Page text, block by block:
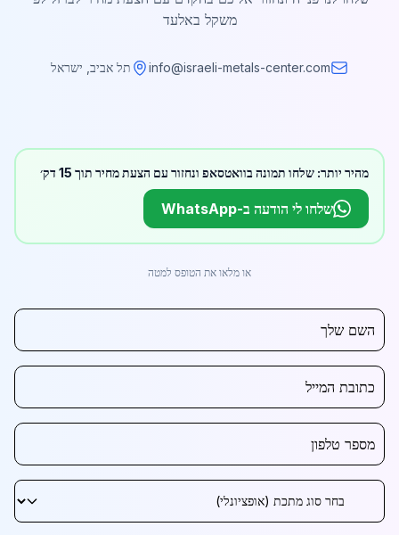
משקל באלעד
info@israeli-metals-center.com תל אביב, ישראל
מהיר יותר: שלחו תמונה בוואטסאפ ונחזור עם הצעת מחיר תוך 15 דק׳
שלחו לי הודעה ב-WhatsApp
או מלאו את הטופס למטה